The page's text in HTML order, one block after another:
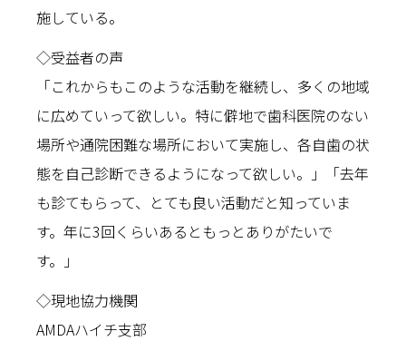
施している。
◇受益者の声
「これからもこのような活動を継続し、多くの地域
に広めていって欲しい。特に僻地で歯科医院のない
場所や通院困難な場所において実施し、各自歯の状
態を自己診断できるようになって欲しい。」「去年
も診てもらって、とても良い活動だと知っていま
す。年に3回くらいあるともっとありがたいで
す。」
◇現地協力機関
AMDAハイチ支部